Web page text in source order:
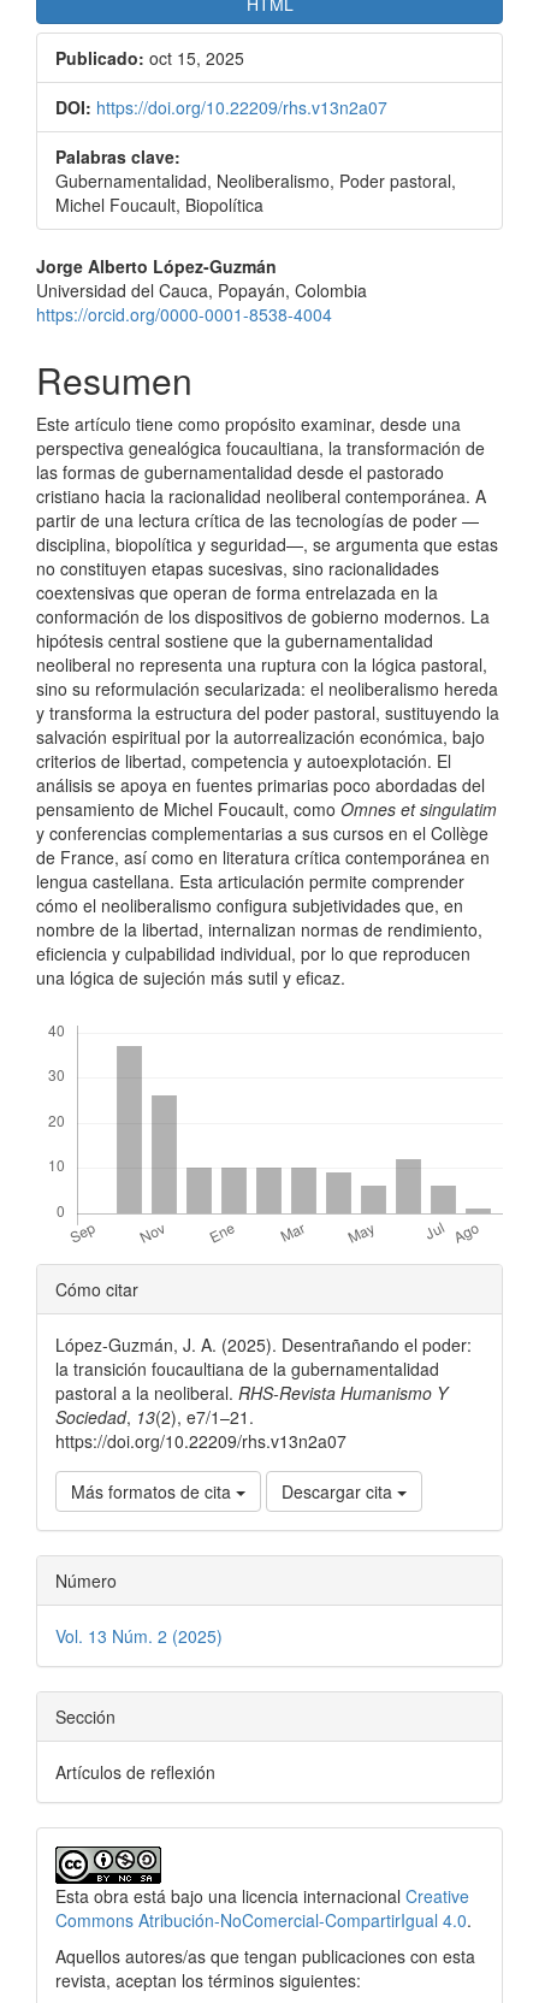
Publicado: oct 15, 2025
DOI: https://doi.org/10.22209/rhs.v13n2a07
Palabras clave:
Gubernamentalidad, Neoliberalismo, Poder pastoral,
Michel Foucault, Biopolítica
Contenido
principal
artículo
Jorge Alberto López-Guzmán
Universidad del Cauca, Popayán, Colombia
https://orcid.org/0000-0001-8538-4004
Resumen
Este artículo tiene como propósito examinar, desde una
perspectiva genealógica foucaultiana, la transformación de
las formas de gubernamentalidad desde el pastorado
cristiano hacia la racionalidad neoliberal contemporánea. A
partir de una lectura crítica de las tecnologías de poder —
disciplina, biopolítica y seguridad—, se argumenta que estas
no constituyen etapas sucesivas, sino racionalidades
coextensivas que operan de forma entrelazada en la
conformación de los dispositivos de gobierno modernos. La
hipótesis central sostiene que la gubernamentalidad
neoliberal no representa una ruptura con la lógica pastoral,
sino su reformulación secularizada: el neoliberalismo hereda
y transforma la estructura del poder pastoral, sustituyendo la
salvación espiritual por la autorrealización económica, bajo
criterios de libertad, competencia y autoexplotación. El
análisis se apoya en fuentes primarias poco abordadas del
pensamiento de Michel Foucault, como Omnes et singulatim
y conferencias complementarias a sus cursos en el Collège
de France, así como en literatura crítica contemporánea en
lengua castellana. Esta articulación permite comprender
cómo el neoliberalismo configura subjetividades que, en
nombre de la libertad, internalizan normas de rendimiento,
eficiencia y culpabilidad individual, por lo que reproducen
una lógica de sujeción más sutil y eficaz.
Detalles
del
artículo
Cómo citar
López-Guzmán, J. A. (2025). Desentrañando el poder:
la transición foucaultiana de la gubernamentalidad
pastoral a la neoliberal. RHS-Revista Humanismo Y
Sociedad, 13(2), e7/1–21.
https://doi.org/10.22209/rhs.v13n2a07
Más formatos de cita Descargar cita
Número
Vol. 13 Núm. 2 (2025)
Sección
Artículos de reflexión
Esta obra está bajo una licencia internacional Creative
Commons Atribución-NoComercial-CompartirIgual 4.0.
Aquellos autores/as que tengan publicaciones con esta
revista, aceptan los términos siguientes: